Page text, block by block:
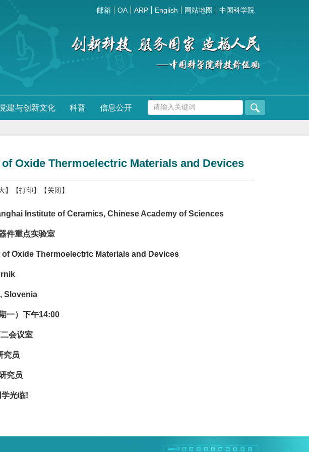
邮箱 OA ARP English 网站地图 中国科学院
党建与创新文化 科普 信息公开
Oxide Thermoelectric Materials and Devices
】 【打印】 【关闭】
Institute of Ceramics, Chinese Academy of Sciences
件重点实验室
Thermoelectric Materials and Devices
Slovenia
一）下午14:00
会议室
究员
员
光临!